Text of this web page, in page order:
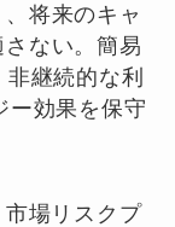
将来のキャ
ない。簡易
継続的な利
ー効果を保守
場リスクプ